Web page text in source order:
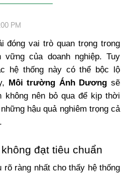
PM
đóng vai trò quan trọng trong
vững của doanh nghiệp. Tuy
hệ thống này có thể bộc lộ
Môi trường Ánh Dương sẽ
không nên bỏ qua để kịp thời
hậu quả nghiêm trọng cả
đạt tiêu chuẩn
rõ ràng nhất cho thấy hệ thống